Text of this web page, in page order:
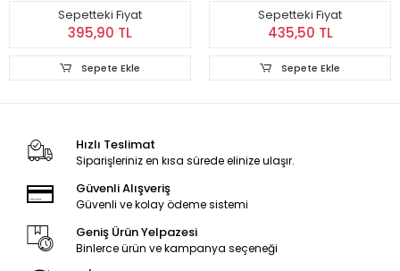
Sepetteki Fiyat
395,90 TL
Sepete Ekle
Sepetteki Fiyat
435,50 TL
Sepete Ekle
Hızlı Teslimat
Siparişleriniz en kısa sürede elinize ulaşır.
Güvenli Alışveriş
Güvenli ve kolay ödeme sistemi
Geniş Ürün Yelpazesi
Binlerce ürün ve kampanya seçeneği